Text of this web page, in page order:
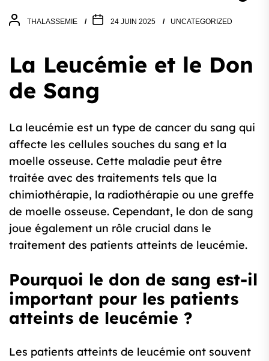
THALASSEMIE 24 JUIN 2025 UNCATEGORIZED
La Leucémie et le Don
de Sang
La leucémie est un type de cancer du sang qui
affecte les cellules souches du sang et la
moelle osseuse. Cette maladie peut être
traitée avec des traitements tels que la
chimiothérapie, la radiothérapie ou une greffe
de moelle osseuse. Cependant, le don de sang
joue également un rôle crucial dans le
traitement des patients atteints de leucémie.
Pourquoi le don de sang est-il
important pour les patients
atteints de leucémie ?
Les patients atteints de leucémie ont souvent